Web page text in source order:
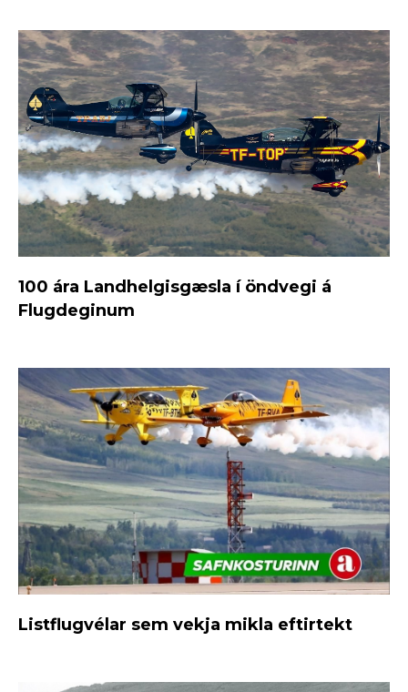
100 ára Landhelgisgæsla í öndvegi á
Flugdeginum
Listflugvélar sem vekja mikla eftirtekt